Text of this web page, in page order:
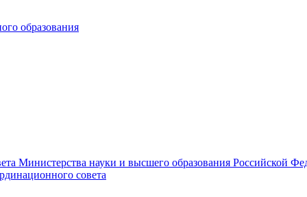
образования
Министерства науки и высшего образования Российской
совета